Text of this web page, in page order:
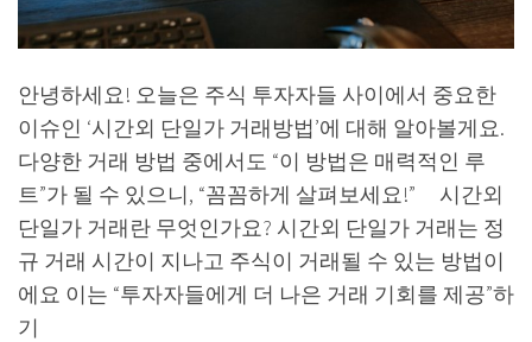
안녕하세요! 오늘은 주식 투자자들 사이에서 중요한
이슈인 ‘시간외 단일가 거래방법’에 대해 알아볼게요.
다양한 거래 방법 중에서도 “이 방법은 매력적인 루
트”가 될 수 있으니, “꼼꼼하게 살펴보세요!” 시간외
단일가 거래란 무엇인가요? 시간외 단일가 거래는 정
규 거래 시간이 지나고 주식이 거래될 수 있는 방법이
에요 이는 “투자자들에게 더 나은 거래 기회를 제공”하
기